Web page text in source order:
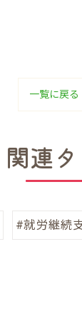
一覧に戻る
関連
#就労継続